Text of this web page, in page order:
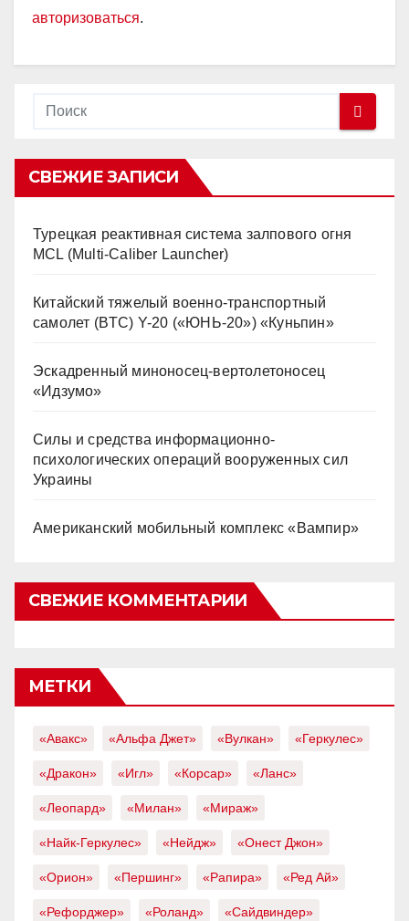
авторизоваться.
СВЕЖИЕ ЗАПИСИ
Турецкая реактивная система залпового огня
MCL (Multi-Caliber Launcher)
Китайский тяжелый военно-транспортный
самолет (BTC) Y-20 («ЮНЬ-20») «Куньпин»
Эскадренный миноносец-вертолетоносец
«Идзумо»
Силы и средства информационно-
психологических операций вооруженных сил
Украины
Американский мобильный комплекс «Вампир»
СВЕЖИЕ КОММЕНТАРИИ
МЕТКИ
«Авакс» «Альфа Джет» «Вулкан» «Геркулес»
«Дракон» «Игл» «Корсар» «Ланс»
«Леопард» «Милан» «Мираж»
«Найк-Геркулес» «Нейдж» «Онест Джон»
«Орион» «Першинг» «Рапира» «Ред Ай»
«Рефорджер» «Роланд» «Сайдвиндер»